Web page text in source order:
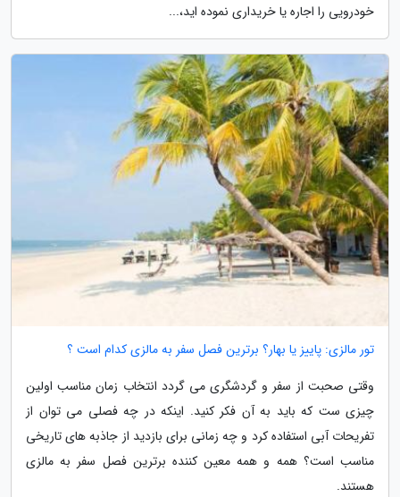
خودرویی را اجاره یا خریداری نموده اید،...
تور مالزی: پاییز یا بهار؟ برترین فصل سفر به مالزی کدام است ؟
وقتی صحبت از سفر و گردشگری می گردد انتخاب زمان مناسب اولین
چیزی ست که باید به آن فکر کنید. اینکه در چه فصلی می توان از
تفریحات آبی استفاده کرد و چه زمانی برای بازدید از جاذبه های تاریخی
مناسب است؟ همه و همه معین کننده برترین فصل سفر به مالزی
هستند.